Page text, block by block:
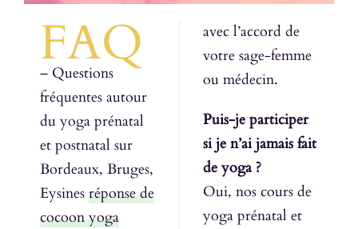
FAQ
– Questions
fréquentes autour
du yoga prénatal
et postnatal sur
Bordeaux, Bruges,
Eysines réponse de
cocoon yoga
avec l’accord de
votre sage-femme
ou médecin.
Puis-je participer
si je n’ai jamais fait
de yoga ?
Oui, nos cours de
yoga prénatal et